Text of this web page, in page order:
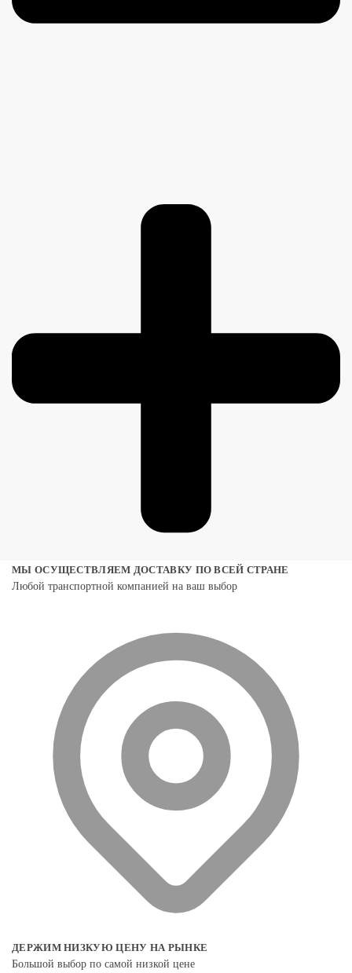
МЫ ОСУЩЕСТВЛЯЕМ ДОСТАВКУ ПО ВСЕЙ СТРАНЕ
Любой транспортной компанией на ваш выбор
ДЕРЖИМ НИЗКУЮ ЦЕНУ НА РЫНКЕ
Большой выбор по самой низкой цене